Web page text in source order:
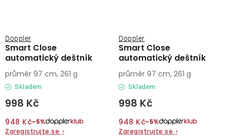
Smart Close
automatický deštník
Doppler
Skladem
998 Kč
948 Kč−5%
Zaregistrujte se ›
průměr 97 cm, 261 g
Smart Close
automatický deštník
Doppler
Skladem
998 Kč
948 Kč−5%
Zaregistrujte se ›
průměr 97 cm, 261 g